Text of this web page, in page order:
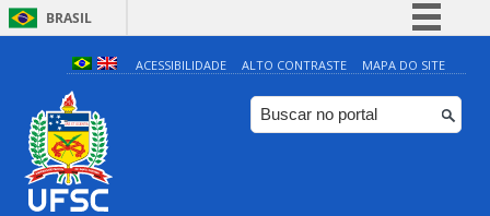
BRASIL
Simplifique!
Comunica BR
Participe
ACESSIBILIDADE ALTO CONTRASTE MAPA DO SITE